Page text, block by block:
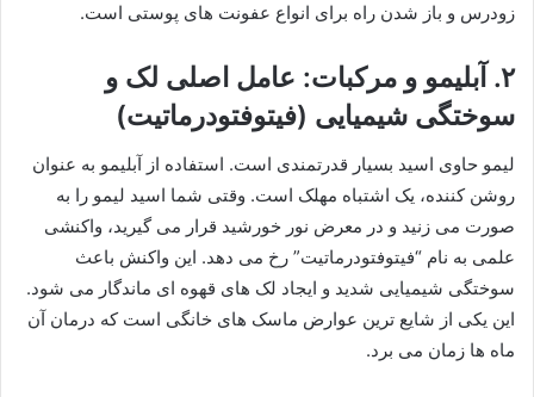
زودرس و باز شدن راه برای انواع عفونت های پوستی است.
۲. ​آبلیمو و مرکبات: عامل اصلی لک و
سوختگی شیمیایی (فیتوفتودرماتیت)
​لیمو حاوی اسید بسیار قدرتمندی است. استفاده از آبلیمو به عنوان
روشن کننده، یک اشتباه مهلک است. وقتی شما اسید لیمو را به
صورت می زنید و در معرض نور خورشید قرار می گیرید، واکنشی
علمی به نام “فیتوفتودرماتیت” رخ می دهد. این واکنش باعث
سوختگی شیمیایی شدید و ایجاد لک های قهوه ای ماندگار می شود.
این یکی از شایع ترین عوارض ماسک های خانگی است که درمان آن
ماه ها زمان می برد.